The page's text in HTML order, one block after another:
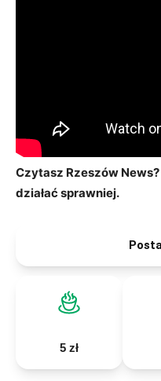
Czytasz Rzeszów
działać sprawniej.
5 zł